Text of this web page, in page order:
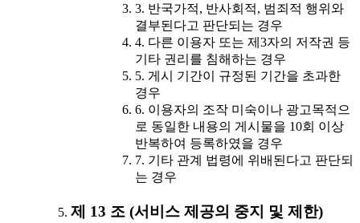
3. 반국가적, 반사회적, 범죄적 행위와
결부된다고 판단되는 경우
4. 다른 이용자 또는 제3자의 저작권 등
기타 권리를 침해하는 경우
5. 게시 기간이 규정된 기간을 초과한
경우
6. 이용자의 조작 미숙이나 광고목적으
로 동일한 내용의 게시물을 10회 이상
반복하여 등록하였을 경우
7. 기타 관계 법령에 위배된다고 판단되
는 경우
제 13 조 (서비스 제공의 중지 및 제한)